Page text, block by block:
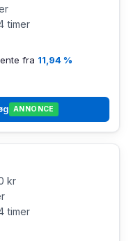
timer
fra 11,94 %
ANNONCE
kr
timer